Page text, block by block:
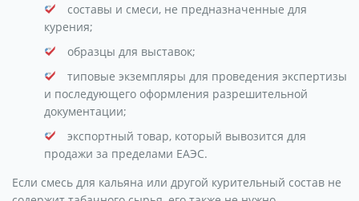
составы и смеси, не предназначенные для
курения;
образцы для выставок;
типовые экземпляры для проведения экспертизы
и последующего оформления разрешительной
документации;
экспортный товар, который вывозится для
продажи за пределами ЕАЭС.
Если смесь для кальяна или другой курительный состав не